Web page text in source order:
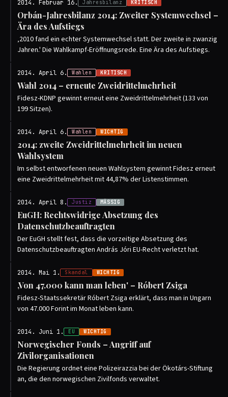
2014. Februar 16. Jahresbilanz KRITISCH
Orbán-Jahresbilanz 2014: Zweiter Systemwechsel –
Ära des Aufstiegs
‚2010 fand ein echter Systemwechsel statt. Der zweite in zwanzig
Jahren.' Die Wahlkampf-Eröffnungsrede. Eine Ära des Aufstiegs.
2014. April 6. Wahlen KRITISCH
Wahl 2014 – erneute Zweidrittelmehrheit
Fidesz-KDNP gewinnt erneut eine Zweidrittelmehrheit (133 von
199 Sitzen).
2014. April 6. Wahlen WICHTIG
2014: zweite Zweidrittelmehrheit im neuen
Wahlsystem
Im selbst entworfenen neuen Wahlsystem gewinnt Fidesz erneut
eine Zweidrittelmehrheit mit 44,87% der Listenstimmen.
2014. April 8. Justiz MÄSSIG
EuGH: Rechtswidrige Absetzung des
Datenschutzbeauftragten
Der EuGH stellt fest, dass die vorzeitige Absetzung des
Datenschutzbeauftragten András Jóri EU-Recht verletzt hat.
2014. Mai 1. Skandal WICHTIG
‚Von 47.000 kann man leben' – Róbert Zsiga
Fidesz-Staatssekretär Róbert Zsiga erklärt, dass man in Ungarn
von 47.000 Forint im Monat leben kann.
2014. Juni 1. EU WICHTIG
Norwegischer Fonds – Angriff auf
Zivilorganisationen
Die Regierung ordnet eine Polizeirazzia bei der Ökotárs-Stiftung
an, die den norwegischen Zivilfonds verwaltet.